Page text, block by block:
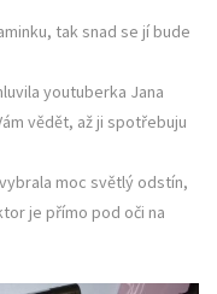
tak snad se jí bude
youtuberka Jana
vědět, až ji spotřebuju
moc světlý odstín,
je přímo pod oči na